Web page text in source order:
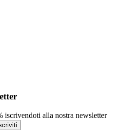
alla nostra newsletter